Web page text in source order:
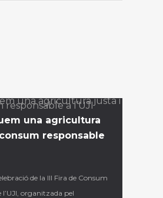
una agricultura
responsable
de la III Fira de Consum
l’UJI, organitzada pel